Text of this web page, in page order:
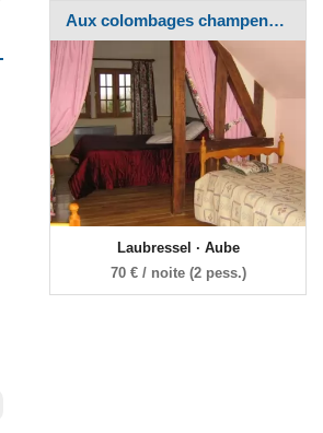
Aux colombages champenois
Laubressel · Aube
70 € / noite (2 pess.)